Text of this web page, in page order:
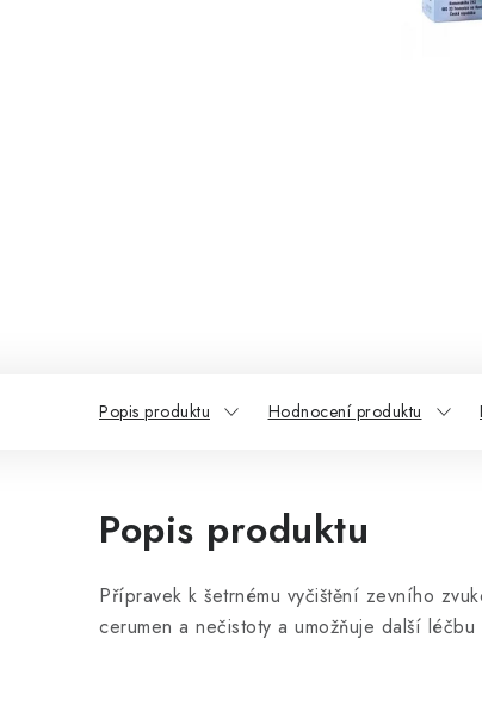
Popis produktu Hodnocení produktu
Popis produktu
Přípravek k šetrnému vyčištění zevního
cerumen a nečistoty a umožňuje další